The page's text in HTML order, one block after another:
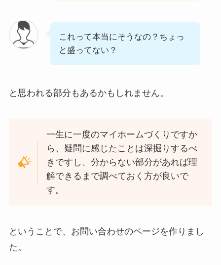
これって本当にそうなの？ちょっ
と盛ってない？
と思われる部分もあるかもしれません。
一生に一度のマイホームづくりですか
ら、疑問に感じたことは深掘りするべ
きですし、分からない部分があれば理
解できるまで調べておく方が良いで
す。
ということで、お問い合わせのページを作りまし
た。